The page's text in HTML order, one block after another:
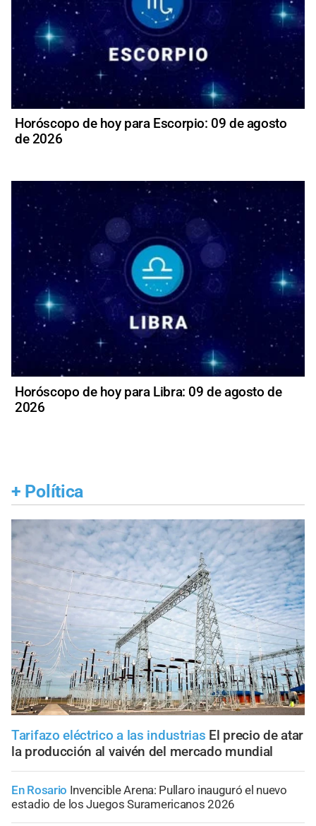
Horóscopo de hoy para Escorpio: 09 de agosto
de 2026
Horóscopo de hoy para Libra: 09 de agosto de
2026
+ Política
Tarifazo eléctrico a las industrias El precio de atar
la producción al vaivén del mercado mundial
En Rosario Invencible Arena: Pullaro inauguró el nuevo
estadio de los Juegos Suramericanos 2026